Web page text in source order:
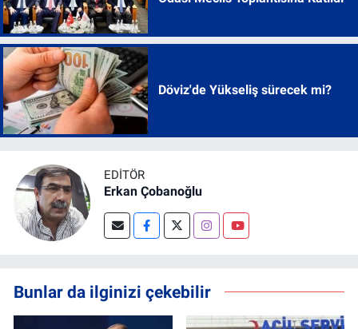
Döviz'de Yükseliş sürecek mi?
EDITÖR
Erkan Çobanoğlu
Bunlar da ilginizi çekebilir